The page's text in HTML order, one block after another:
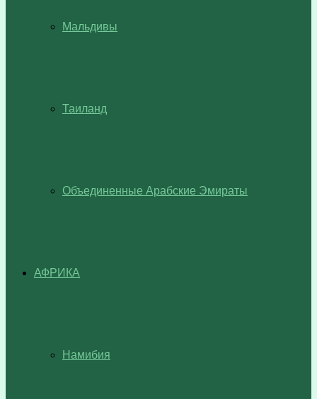
Мальдивы
Таиланд
Объединенные Арабские Эмираты
АФРИКА
Намибия